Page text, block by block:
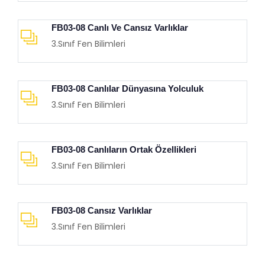
FB03-08 Canlı Ve Cansız Varlıklar
3.Sınıf Fen Bilimleri
FB03-08 Canlılar Dünyasına Yolculuk
3.Sınıf Fen Bilimleri
FB03-08 Canlıların Ortak Özellikleri
3.Sınıf Fen Bilimleri
FB03-08 Cansız Varlıklar
3.Sınıf Fen Bilimleri